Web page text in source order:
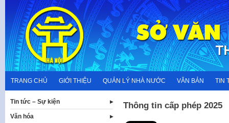
content
TRANG CHỦ GIỚI THIỆU QUẢN LÝ NHÀ NƯỚC VĂN BẢN TIN
Thông tin cấp phép 2025
Tin tức – Sự kiện
Văn hóa